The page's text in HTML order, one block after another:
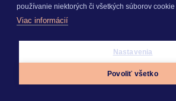
používanie niektorých či všetkých súborov
Viac informácií
Nastavenia
Povoliť všetko